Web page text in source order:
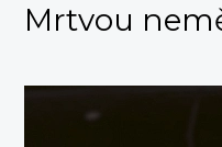
Mrtvou